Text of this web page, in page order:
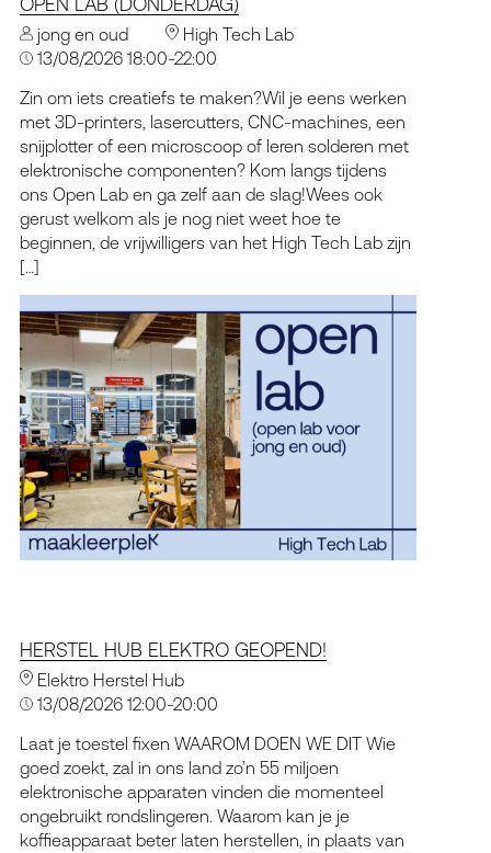
jong en oud
High Tech Lab
13/08/2026 18:00-22:00
Zin om iets creatiefs te maken?Wil je eens werken
met 3D-printers, lasercutters, CNC-machines, een
snijplotter of een microscoop of leren solderen met
elektronische componenten? Kom langs tijdens
ons Open Lab en ga zelf aan de slag!Wees ook
gerust welkom als je nog niet weet hoe te
beginnen, de vrijwilligers van het High Tech Lab zijn
[…]
HERSTEL HUB ELEKTRO GEOPEND!
Elektro Herstel Hub
13/08/2026 12:00-20:00
Laat je toestel fixen WAAROM DOEN WE DIT Wie
goed zoekt, zal in ons land zo’n 55 miljoen
elektronische apparaten vinden die momenteel
ongebruikt rondslingeren. Waarom kan je je
koffieapparaat beter laten herstellen, in plaats van